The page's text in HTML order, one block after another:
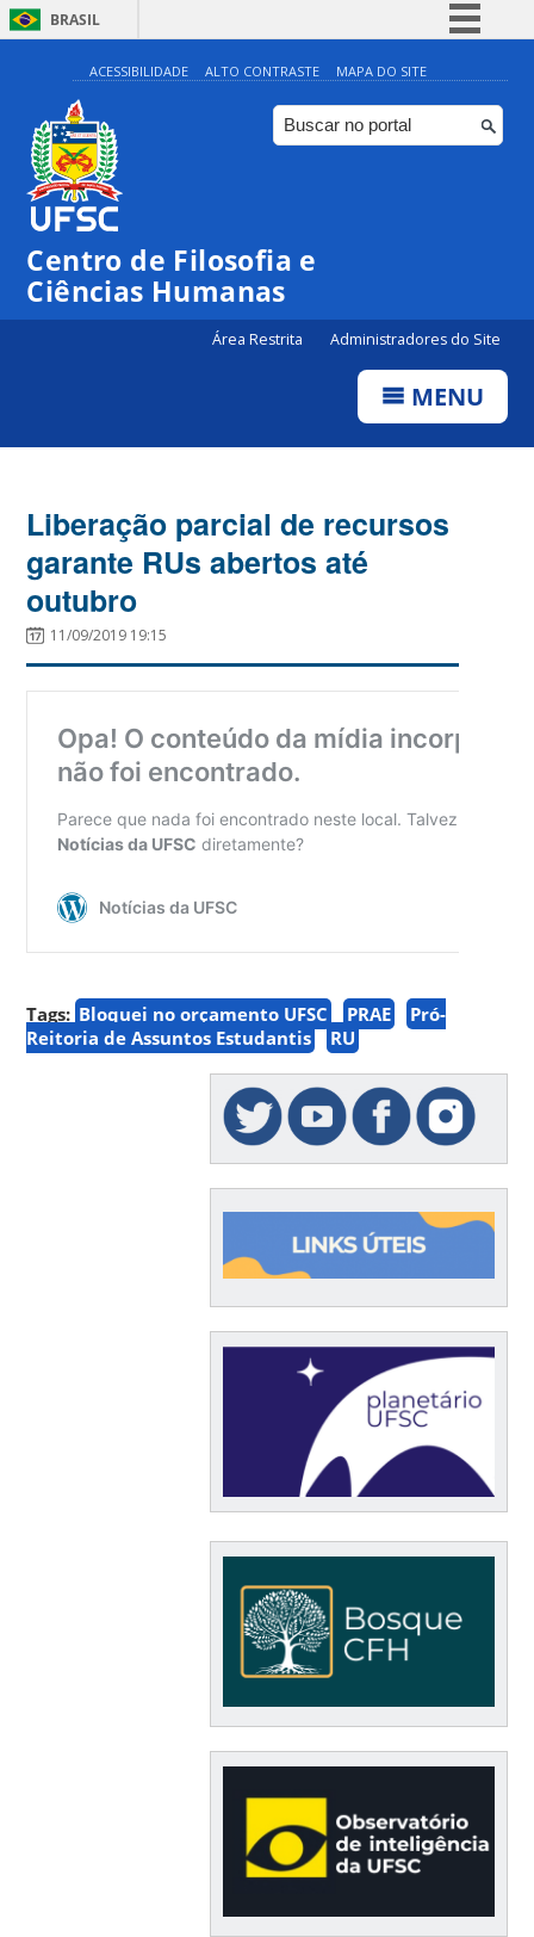
BRASIL
Simplifique!
Comunica BR
Participe
ACESSIBILIDADE ALTO CONTRASTE MAPA DO SITE
Centro de Filosofia e
Ciências Humanas
Área Restrita Administradores do Site
MENU
Liberação parcial de recursos
garante RUs abertos até
outubro
11/09/2019 19:15
Tags: Bloquei no orçamento UFSC PRAE
Pró-
Reitoria de Assuntos Estudantis
RU